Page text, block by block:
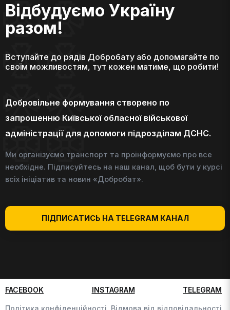
Відбудуємо Україну
разом!
Вступайте до рядів Добробату або допомагайте по
своїм можливостям, тут кожен матиме, що робити!
Добровільне формування створено по
запрошенню Київської обласної військової
адміністрації для допомоги підрозділам ДСНС.
Ми організуємо транспорт та проінформуємо про все
необхідне. Підписуйтесь на наш канал, щоб бути у курсі
всіх ініціатив та новин «Добробат».
ПІДПИСАТИСЬ НА TELEGRAM КАНАЛ
FACEBOOK INSTAGRAM TELEGRAM
Політика конфіденційності, Відмова від відповідальності